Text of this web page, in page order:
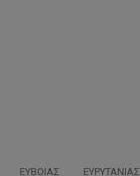
ΕΥΒΟΊΑΣ ΕΥΡΥΤΑΝΊΑΣ